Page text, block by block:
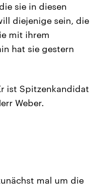
sie in diesen
diejenige sein, die
mit ihrem
hat sie gestern
ist Spitzenkandidat
Weber.
mal um die